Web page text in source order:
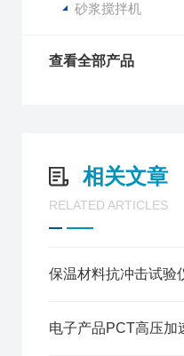
砂浆搅拌机
查看全部产品
相关文章
RELATED ARTICLES
保温材料抗冲击试验
电子产品PCT高压加